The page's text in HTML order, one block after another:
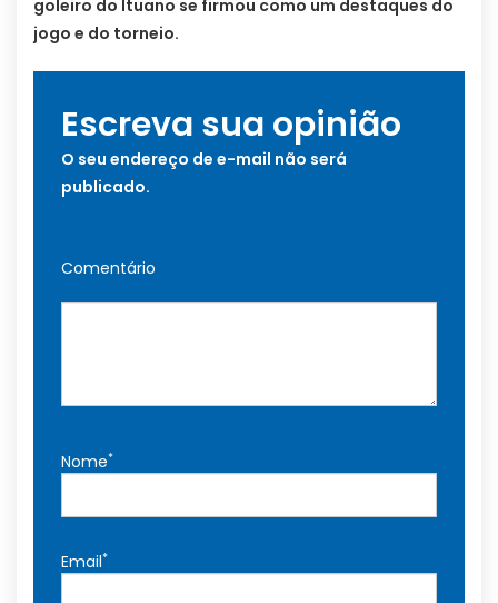
goleiro do Ituano se firmou como um destaques do
jogo e do torneio.
Escreva sua opinião
O seu endereço de e-mail não será
publicado.
Comentário
Nome*
Email*